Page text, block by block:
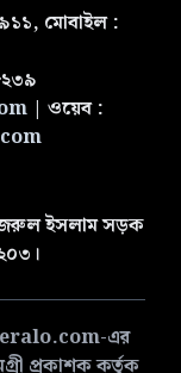
মোবাইল :
| ওয়েব :
ইসলাম সড়ক
এর
প্রকাশক কর্তৃক